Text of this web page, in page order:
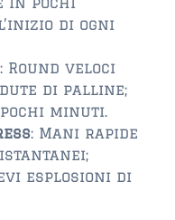
di ogni
: Round veloci
di palline;
minuti.
: Mani rapide
esplosioni di